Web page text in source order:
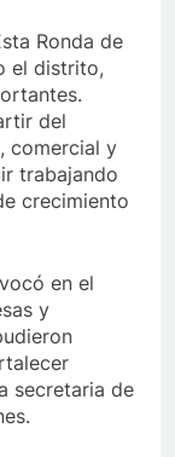
Ronda de
el distrito,
del
comercial y
trabajando
crecimiento
en el
y
secretaria de